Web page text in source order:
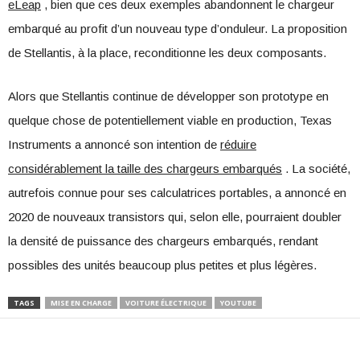
eLeap , bien que ces deux exemples abandonnent le chargeur
embarqué au profit d’un nouveau type d’onduleur. La proposition
de Stellantis, à la place, reconditionne les deux composants.
Alors que Stellantis continue de développer son prototype en
quelque chose de potentiellement viable en production, Texas
Instruments a annoncé son intention de réduire
considérablement la taille des chargeurs embarqués . La société,
autrefois connue pour ses calculatrices portables, a annoncé en
2020 de nouveaux transistors qui, selon elle, pourraient doubler
la densité de puissance des chargeurs embarqués, rendant
possibles des unités beaucoup plus petites et plus légères.
TAGS MISE EN CHARGE VOITURE ÉLECTRIQUE YOUTUBE